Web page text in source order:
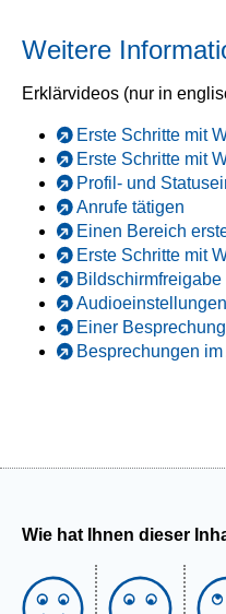
Weitere
Erklärvideos (nur in
Erste Schritte mit
Erste Schritte mit
Profil- und
Anrufe tätigen
Einen Bereich
Erste Schritte mit
Bildschirmfreigabe
Einer
Besprechungen
Wie hat Ihnen dieser